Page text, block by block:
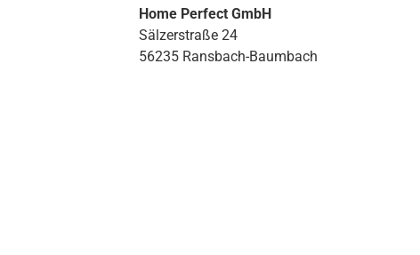
Home Perfect GmbH
Sälzerstraße 24
56235 Ransbach-Baumbach